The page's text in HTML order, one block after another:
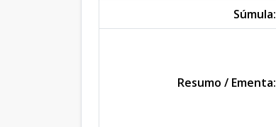
Súmula:
Resumo / Ementa: